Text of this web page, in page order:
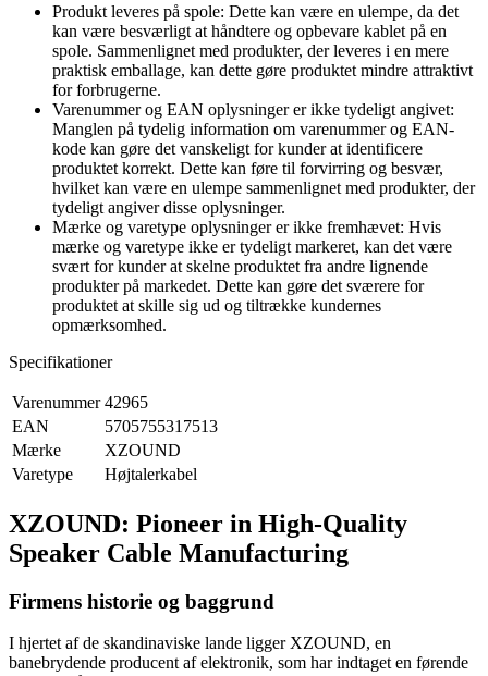
Produkt leveres på spole: Dette kan være en ulempe, da det
kan være besværligt at håndtere og opbevare kablet på en
spole. Sammenlignet med produkter, der leveres i en mere
praktisk emballage, kan dette gøre produktet mindre attraktivt
for forbrugerne.
Varenummer og EAN oplysninger er ikke tydeligt angivet:
Manglen på tydelig information om varenummer og EAN-
kode kan gøre det vanskeligt for kunder at identificere
produktet korrekt. Dette kan føre til forvirring og besvær,
hvilket kan være en ulempe sammenlignet med produkter, der
tydeligt angiver disse oplysninger.
Mærke og varetype oplysninger er ikke fremhævet: Hvis
mærke og varetype ikke er tydeligt markeret, kan det være
svært for kunder at skelne produktet fra andre lignende
produkter på markedet. Dette kan gøre det sværere for
produktet at skille sig ud og tiltrække kundernes
opmærksomhed.
Specifikationer
Varenummer 42965
EAN
5705755317513
Mærke
XZOUND
Varetype
Højtalerkabel
XZOUND: Pioneer in High-Quality
Speaker Cable Manufacturing
Firmens historie og baggrund
I hjertet af de skandinaviske lande ligger XZOUND, en
banebrydende producent af elektronik, som har indtaget en førende